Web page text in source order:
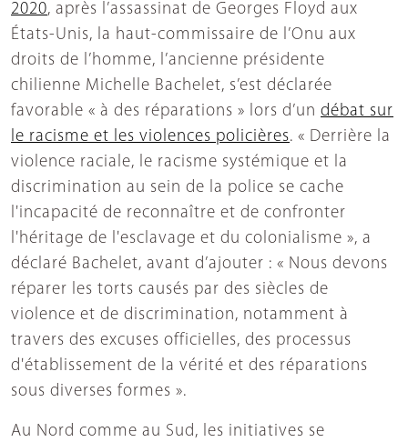
2020, après l’assassinat de Georges Floyd aux
États-Unis, la haut-commissaire de l’Onu aux
droits de l’homme, l’ancienne présidente
chilienne Michelle Bachelet, s’est déclarée
favorable « à des réparations » lors d’un débat sur
le racisme et les violences policières. « Derrière la
violence raciale, le racisme systémique et la
discrimination au sein de la police se cache
l'incapacité de reconnaître et de confronter
l'héritage de l'esclavage et du colonialisme », a
déclaré Bachelet, avant d’ajouter : « Nous devons
réparer les torts causés par des siècles de
violence et de discrimination, notamment à
travers des excuses officielles, des processus
d'établissement de la vérité et des réparations
sous diverses formes ».
Au Nord comme au Sud, les initiatives se